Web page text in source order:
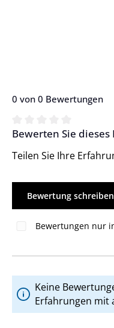
0 von 0 Bewertungen
Durchschnittliche
Bewerten Sie dieses
Teilen Sie Ihre
Bewertung schreiben
Bewertungen nur
Keine
Erfahrungen mit